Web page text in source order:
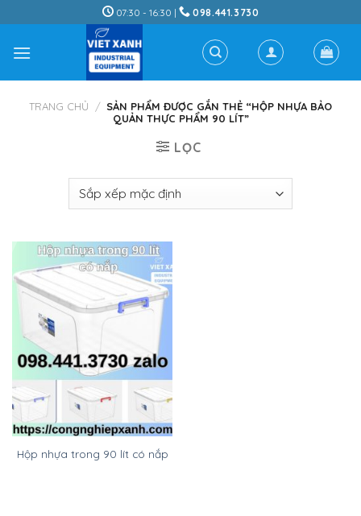
to
content
07:30 - 16:30 | 098.441.3730
TRANG CHỦ / SẢN PHẨM ĐƯỢC GẮN THẺ “HỘP NHỰA BẢO
QUẢN THỰC PHẨM 90 LÍT”
LỌC
Hộp nhựa trong 90 lít có nắp